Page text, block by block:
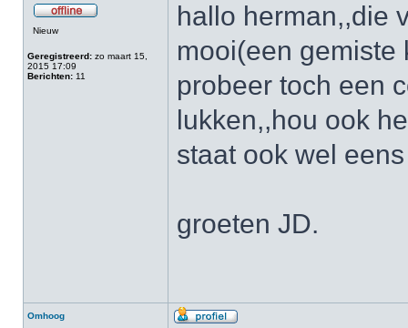
Nieuw
Geregistreerd: zo maart 15,
2015 17:09
Berichten: 11
hallo herman,,die
mooi(een gemiste
probeer toch een
lukken,,hou ook
staat ook wel
groeten JD.
Omhoog